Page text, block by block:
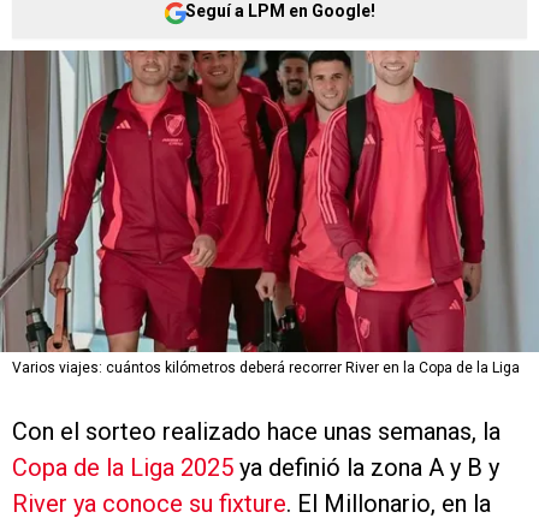
Seguí a LPM en Google!
Varios viajes: cuántos kilómetros deberá recorrer River en la Copa de la Liga
Con el sorteo realizado hace unas semanas, la
Copa de la Liga 2025 ya definió la zona A y B y
River ya conoce su fixture. El Millonario, en la